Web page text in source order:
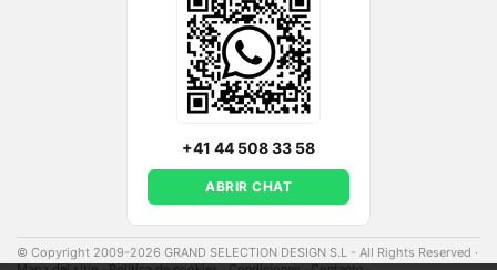
+41 44 508 33 58
ABRIR CHAT
© Copyright 2009-2026 GRAND SELECTION DESIGN S.L - All Rights Reserved ·